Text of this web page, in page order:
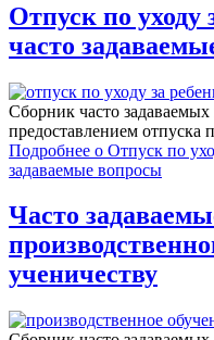
Отпуск по уходу
часто
Сборник часто
предоставлением отпуска
Подробнее о Отпуск по
задаваемые вопросы
Часто
ученичеству